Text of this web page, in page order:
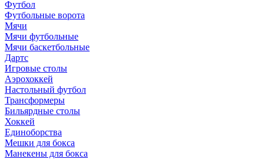
Футбол
Футбольные ворота
Мячи
Мячи футбольные
Мячи баскетбольные
Дартс
Игровые столы
Аэрохоккей
Настольный футбол
Трансформеры
Бильярдные столы
Хоккей
Единоборства
Мешки для бокса
Манекены для бокса